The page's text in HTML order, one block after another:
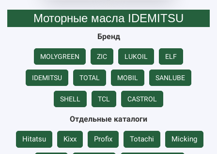
Моторные масла IDEMITSU
Бренд
MOLYGREEN ZIC LUKOIL ELF
IDEMITSU TOTAL MOBIL SANLUBE
SHELL TCL CASTROL
Отдельные каталоги
Hitatsu Kixx Profix Totachi Micking